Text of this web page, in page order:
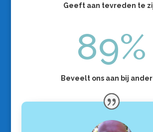
Geeft aan tevreden te
89%
Beveelt ons aan bij